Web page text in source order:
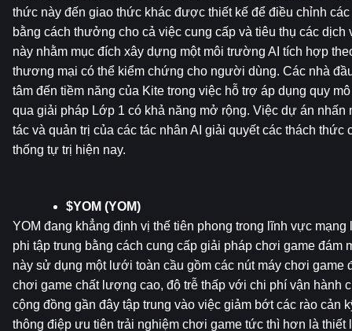
thức này đến giao thức khác được thiết kế để điều chỉnh
bằng cách thưởng cho cả việc cung cấp và tiêu thụ các dịch
này nhằm mục đích xây dựng một môi trường AI tích hợp
thương mại có thể kiểm chứng cho người dùng. Các nhà
tâm đến tiềm năng của Kite trong việc hỗ trợ áp dụng quy
qua giải pháp Lớp 1 có khả năng mở rộng. Việc dự án nhấn
tác và quản trị của các tác nhân AI giải quyết các thách thức
thống tự trị hiện nay.
$YOM (YOM)
YOM đang khẳng định vị thế tiên phong trong lĩnh vực
phi tập trung bằng cách cung cấp giải pháp chơi game đám
này sử dụng một lưới toàn cầu gồm các nút máy chơi game
chơi game chất lượng cao, độ trễ thấp với chi phí vận hành
cộng đồng gần đây tập trung vào việc giảm bớt các rào cản
thông điệp ưu tiên trải nghiệm chơi game tức thì hơn là thiết